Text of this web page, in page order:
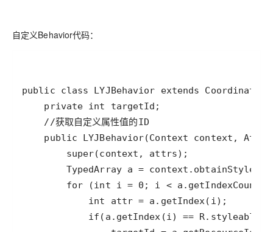
自定义Behavior代码：